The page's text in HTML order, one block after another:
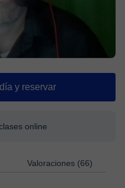
y reservar
online
Valoraciones (66)